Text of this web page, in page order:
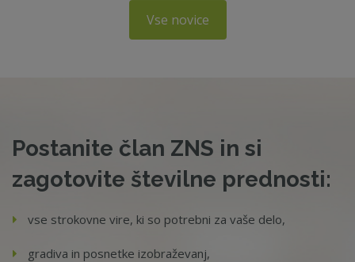
Vse novice
Postanite član ZNS in si
zagotovite številne prednosti:
vse strokovne vire, ki so potrebni za vaše delo,
gradiva in posnetke izobraževanj,